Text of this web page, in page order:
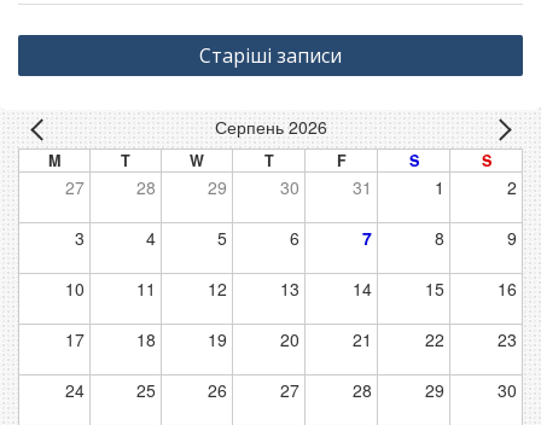
Навігація
за
записами
Старіші записи
Серпень 2026
M T W T F S S
27 28 29 30 31 1 2
3 4 5 6 7 8 9
10 11 12 13 14 15 16
17 18 19 20 21 22 23
24 25 26 27 28 29 30